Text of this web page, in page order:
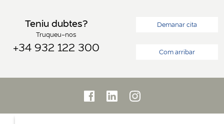
Teniu dubtes?
Truqueu-nos
+34 932 122 300
Demanar cita
Com arribar